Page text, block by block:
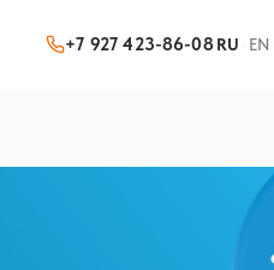
+7 927 423-86-08 RU · EN